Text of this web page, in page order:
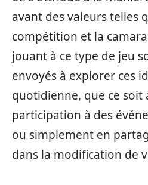
avant des valeurs telles
compétition et la
jouant à ce type de jeu
envoyés à explorer ces
quotidienne, que ce soit
participation à des
ou simplement en
dans la modification de